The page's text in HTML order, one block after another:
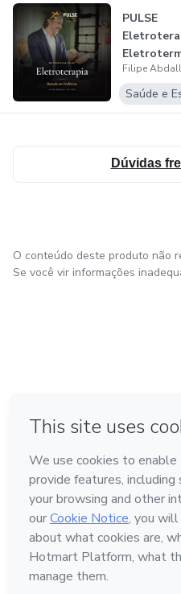
PULSE
apia
Evid...
Saúde e
Dúvidas
O conteúdo deste produto não
Se você vir informações
Feito com ❤ em Bogotá
Conheça a Hotmart
Idioma
Português